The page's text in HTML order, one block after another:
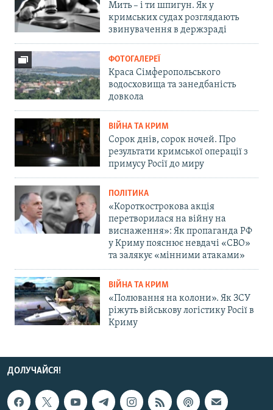
Мить – і ти шпигун. Як у
кримських судах розглядають
звинувачення в держзраді
ФОТОГАЛЕРЕЇ
Краса Сімферопольського
водосховища та занедбаність
довкола
ВІЙНА ТА КРИМ
Сорок днів, сорок ночей. Про
результати кримської операції з
примусу Росії до миру
ПОЛІТИКА
«Короткострокова акція
перетворилася на війну на
виснаження»: Як пропаганда РФ
у Криму пояснює невдачі «СВО»
та залякує «мінними атаками»
ВІЙНА ТА КРИМ
«Полювання на колони». Як ЗСУ
ріжуть військову логістику Росії в
Криму
ДОЛУЧАЙСЯ!